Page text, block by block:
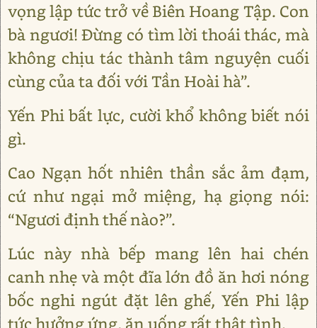
vọng lập tức trở về Biên Hoang Tập. Con
bà ngươi! Đừng có tìm lời thoái thác, mà
không chịu tác thành tâm nguyện cuối
cùng của ta đối với Tần Hoài hà”.
Yến Phi bất lực, cười khổ không biết nói
gì.
Cao Ngạn hốt nhiên thần sắc ảm đạm,
cứ như ngại mở miệng, hạ giọng nói:
“Ngươi định thế nào?”.
Lúc này nhà bếp mang lên hai chén
canh nhẹ và một đĩa lớn đồ ăn hơi nóng
bốc nghi ngút đặt lên ghế, Yến Phi lập
tức hưởng ứng, ăn uống rất thật tình.